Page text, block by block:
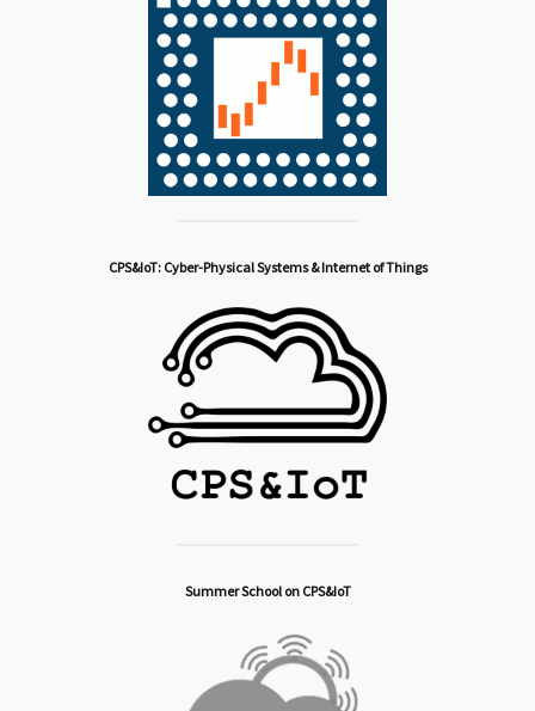
CPS&IoT: Cyber-Physical Systems & Internet of Things
Summer School on CPS&IoT